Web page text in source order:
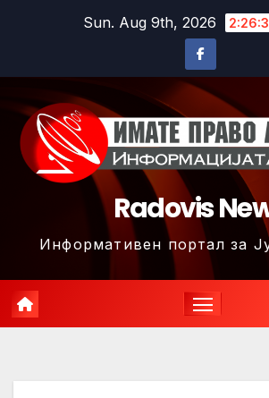
Sun. Aug 9th, 2026
Radovis
Информативен портал за